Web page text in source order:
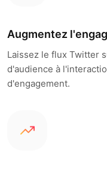
Augmentez
Laissez le flux Twitter
d'audience à
d'engagement.